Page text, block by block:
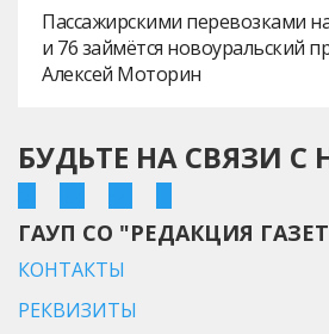
Пассажирскими перевозками
и 76 займётся новоуральский
Алексей Моторин
БУДЬТЕ НА СВЯЗИ С
ГАУП СО "РЕДАКЦИЯ
КОНТАКТЫ
РЕКВИЗИТЫ